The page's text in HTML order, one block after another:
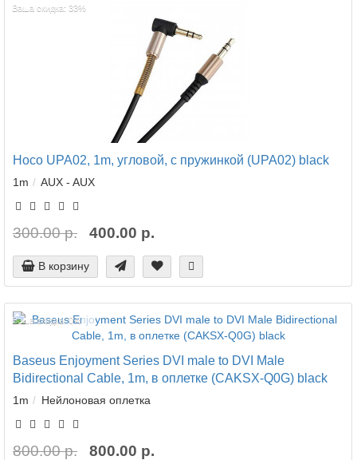
Ваша скидка: 33%
Hoco UPA02, 1m, угловой, с пружинкой (UPA02) black
1m AUX - AUX
300.00 р. 400.00 р.
В корзину
Ваша скидка: 0%
Baseus Enjoyment Series DVI male to DVI Male
Bidirectional Cable, 1m, в оплетке (CAKSX-Q0G) black
1m Нейлоновая оплетка
800.00 р. 800.00 р.